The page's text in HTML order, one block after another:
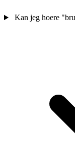
Kan jeg hoere